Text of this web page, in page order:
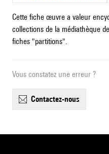
Cette fiche œuvre a valeur
collections de la médiathèque
fiches "partitions".
Vous constatez une erreur ?
contactez-nous